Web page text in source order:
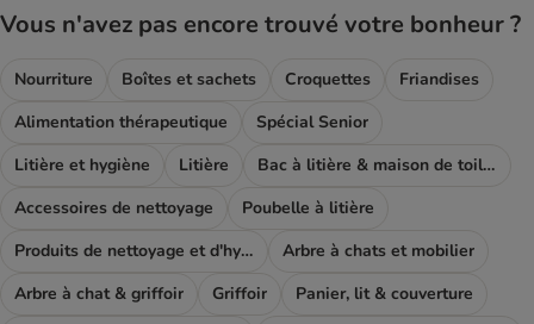
Vous n'avez pas encore trouvé votre bonheur ?
Nourriture Boîtes et sachets Croquettes
Friandises
Alimentation thérapeutique
Spécial Senior
Litière et hygiène
Litière
Bac à litière & maison de toilette
Accessoires de nettoyage
Poubelle à litière
Produits de nettoyage et d'hygiène
Arbre à chats et mobilier
Arbre à chat & griffoir
Griffoir
Panier, lit & couverture